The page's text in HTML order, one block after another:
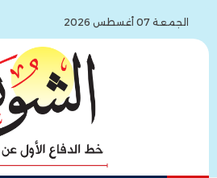
الجمعة 07 أغسطس 2026